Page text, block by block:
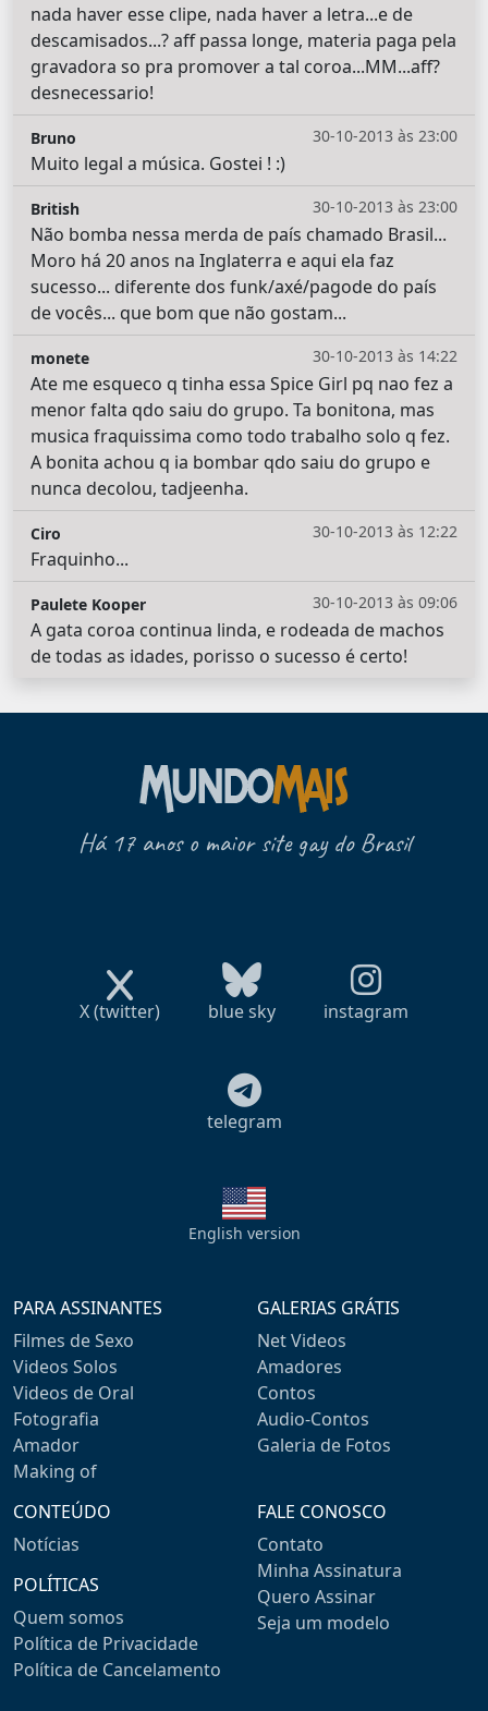
nada haver esse clipe, nada haver a letra...e de
descamisados...? aff passa longe, materia paga pela
gravadora so pra promover a tal coroa...MM...aff?
desnecessario!
30-10-2013 às 23:00
Bruno
Muito legal a música. Gostei ! :)
30-10-2013 às 23:00
British
Não bomba nessa merda de país chamado Brasil...
Moro há 20 anos na Inglaterra e aqui ela faz
sucesso... diferente dos funk/axé/pagode do país
de vocês... que bom que não gostam...
30-10-2013 às 14:22
monete
Ate me esqueco q tinha essa Spice Girl pq nao fez a
menor falta qdo saiu do grupo. Ta bonitona, mas
musica fraquissima como todo trabalho solo q fez.
A bonita achou q ia bombar qdo saiu do grupo e
nunca decolou, tadjeenha.
30-10-2013 às 12:22
Ciro
Fraquinho...
30-10-2013 às 09:06
Paulete Kooper
A gata coroa continua linda, e rodeada de machos
de todas as idades, porisso o sucesso é certo!
Há 17 anos o maior site gay do Brasil
X (twitter) blue sky instagram
telegram
English version
PARA ASSINANTES
Filmes de Sexo
Videos Solos
Videos de Oral
Fotografia
Amador
Making of
GALERIAS GRÁTIS
Net Videos
Amadores
Contos
Audio-Contos
Galeria de Fotos
CONTEÚDO
Notícias
POLÍTICAS
Quem somos
Política de Privacidade
Política de Cancelamento
FALE CONOSCO
Contato
Minha Assinatura
Quero Assinar
Seja um modelo